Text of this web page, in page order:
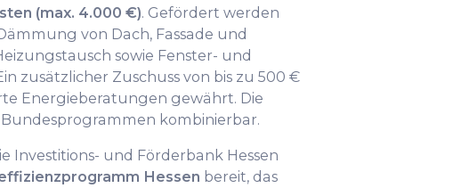
(max. 4.000 €). Gefördert werden
von Dach, Fassade und
sowie Fenster- und
zusätzlicher Zuschuss von bis zu 500 €
Energieberatungen gewährt. Die
kombinierbar.
Investitions- und Förderbank Hessen
Hessen bereit, das